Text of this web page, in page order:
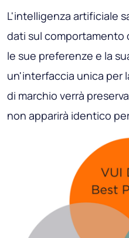
L'intelligenza artificiale
dati sul comportamento
le sue preferenze e la
un'interfaccia unica per
di marchio verrà
non apparirà identico